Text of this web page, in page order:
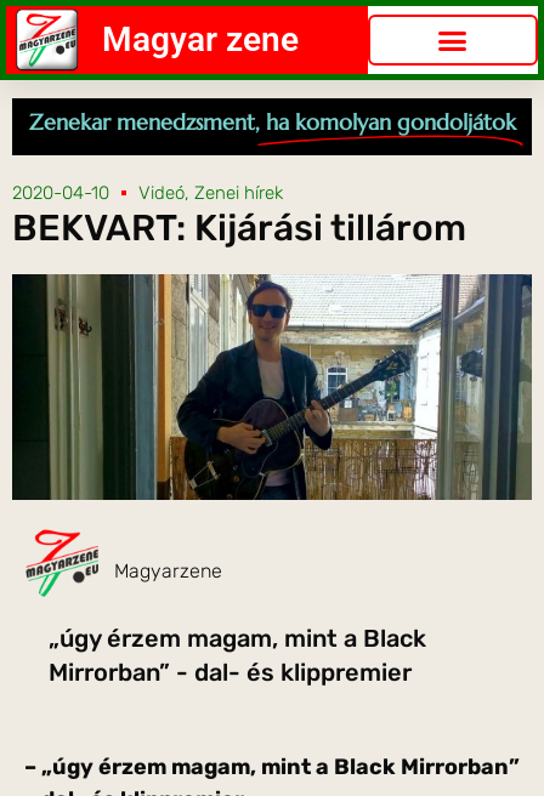
Magyar zene
Zenekar menedzsment, ha komolyan gondoljátok
2020-04-10 Videó, Zenei hírek
BEKVART: Kijárási tillárom
Magyarzene
„úgy érzem magam, mint a Black
Mirrorban” - dal- és klippremier
– „úgy érzem magam, mint a Black Mirrorban”